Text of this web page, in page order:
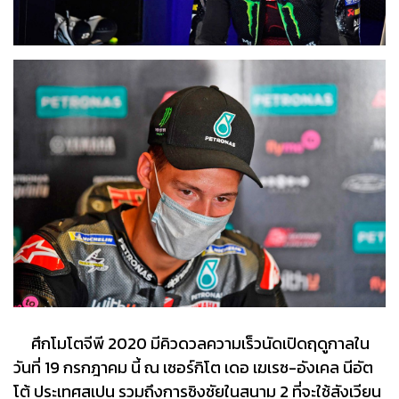
ศึกโมโตจีพี 2020 มีคิวดวลความเร็วนัดเปิดฤดูกาลใน
วันที่ 19 กรกฎาคม นี้ ณ เซอร์กิโต เดอ เฆเรซ-อังเคล นีอัต
โต้ ประเทศสเปน รวมถึงการชิงชัยในสนาม 2 ที่จะใช้สังเวียน